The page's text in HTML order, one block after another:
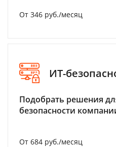
От 346 руб./месяц
ИТ-
Подобрать решения
безопасности
От 684 руб./месяц